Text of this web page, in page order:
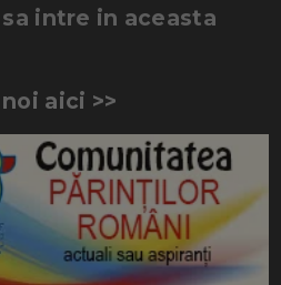
intre in aceasta
aici >>